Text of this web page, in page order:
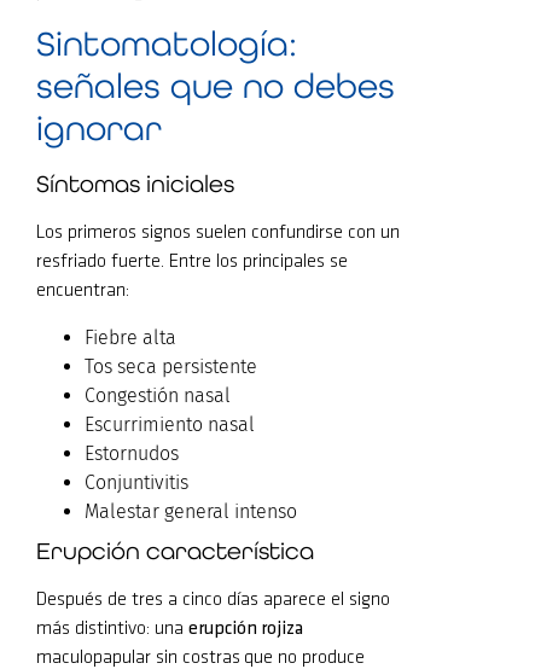
Sintomatología:
señales que no debes
ignorar
Síntomas iniciales
Los primeros signos suelen confundirse con un
resfriado fuerte. Entre los principales se
encuentran:
Fiebre alta
Tos seca persistente
Congestión nasal
Escurrimiento nasal
Estornudos
Conjuntivitis
Malestar general intenso
Erupción característica
Después de tres a cinco días aparece el signo
más distintivo: una erupción rojiza
maculopapular sin costras que no produce